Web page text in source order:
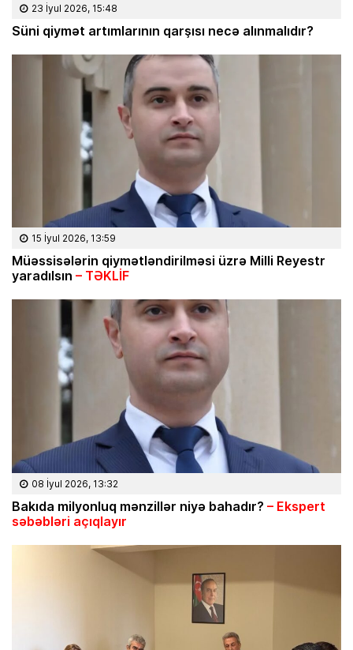
23 İyul 2026, 15:48
Süni qiymət artımlarının qarşısı necə alınmalıdır?
15 İyul 2026, 13:59
Müəssisələrin qiymətləndirilməsi üzrə Milli Reyestr
yaradılsın – TƏKLİF
08 İyul 2026, 13:32
Bakıda milyonluq mənzillər niyə bahadır? – Ekspert
səbəbləri açıqlayır